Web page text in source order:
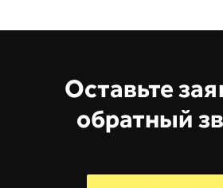
Оставьте
обратный